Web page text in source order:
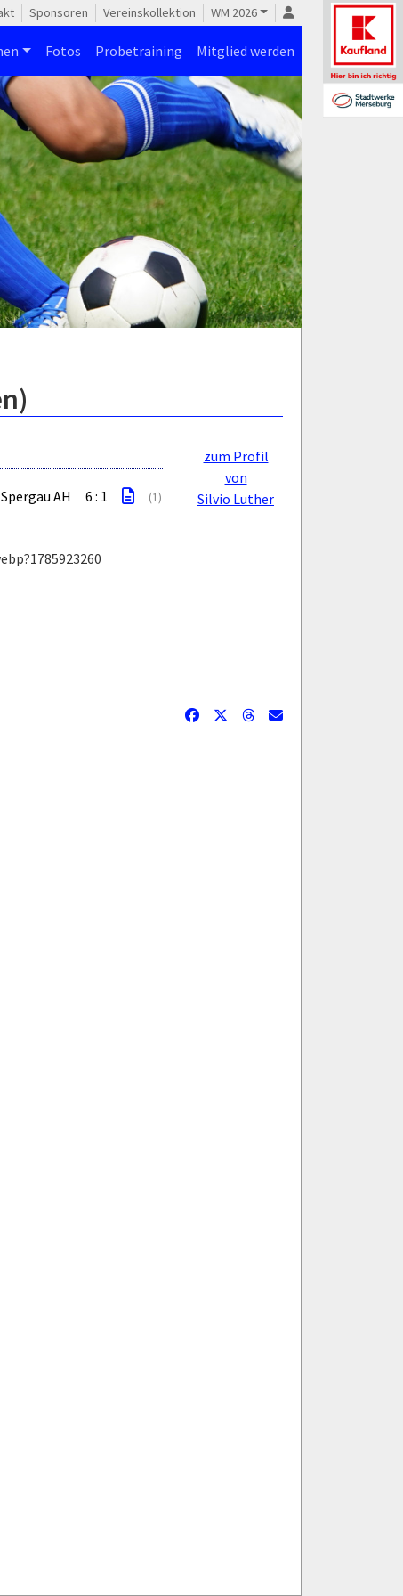
Sponsoren Vereinskollektion WM 2026
Fotos Probetraining Mitglied werden
zum Profil
von
Silvio Luther
AH 6 : 1 (1)